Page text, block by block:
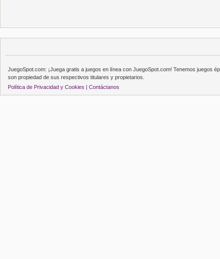
JuegoSpot.com: ¡Juega gratis a juegos en línea con JuegoSpot.com! Tenemos juegos
son propiedad de sus respectivos titulares y propietarios.
Política de Privacidad y Cookies | Contáctanos